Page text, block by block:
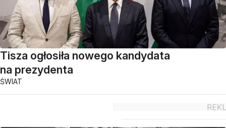
Tisza ogłosiła nowego kandydata
na prezydenta
ŚWIAT